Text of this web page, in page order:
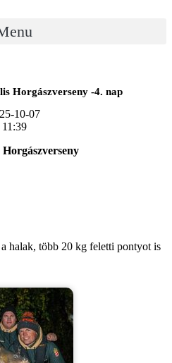
Horgászverseny -4. nap
10-07
11:39
halak, több 20 kg feletti pontyot is